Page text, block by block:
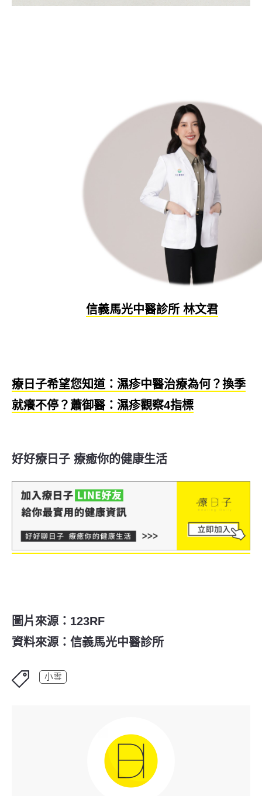
信義馬光中醫診所 林文君
療日子希望您知道：濕疹中醫治療為何？換季
就癢不停？蕭御醫：濕疹觀察4指標
好好療日子 療癒你的健康生活
圖片來源：123RF
資料來源：信義馬光中醫診所
小雪